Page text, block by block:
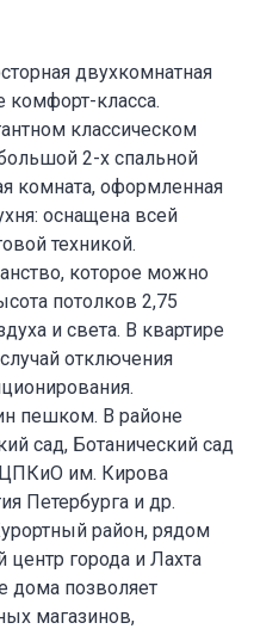
двухкомнатная
комфорт-класса.
классическом
2-х спальной
комната, оформленная
оснащена всей
техникой.
которое можно
потолков 2,75
и света. В квартире
отключения
пешком. В районе
сад, Ботанический сад
ЦПКиО им. Кирова
Петербурга и др.
район, рядом
центр города и Лахта
дома позволяет
магазинов,